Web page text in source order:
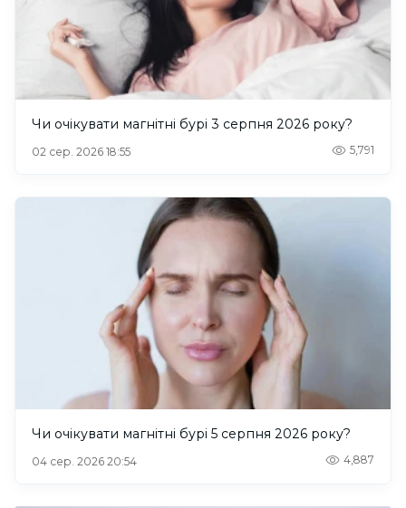
Чи очікувати магнітні бурі 3 серпня 2026 року?
02 сер. 2026 18:55 5,791
Чи очікувати магнітні бурі 5 серпня 2026 року?
04 сер. 2026 20:54 4,887